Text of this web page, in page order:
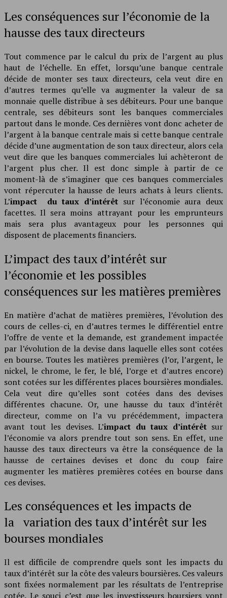
Les conséquences sur l’économie de la
hausse des taux directeurs
Tout commence par le calcul du prix de l’argent au plus
haut de l’échelle. En effet, lorsqu’une banque centrale
décide de monter ses taux directeurs, cela veut dire en
d’autres termes qu’elle va augmenter la valeur de sa
monnaie quelle distribue à ses débiteurs. Pour une banque
centrale, ses débiteurs sont les banques commerciales
partout dans le monde. Ces dernières vont donc acheter de
l’argent à la banque centrale mais si cette banque centrale
décide d’une augmentation de son taux directeur, alors cela
veut dire que les banques commerciales lui achèteront de
l’argent plus cher. Il est donc simple à partir de ce
moment-là de s’imaginer que ces banques commerciales
vont répercuter la hausse de leurs achats à leurs clients.
L’impact du taux d’intérêt sur l’économie aura deux
facettes. Il sera moins attrayant pour les emprunteurs
mais sera plus avantageux pour les personnes qui
disposent de placements financiers.
L’impact des taux d’intérêt sur
l’économie et les possibles
conséquences sur les matières premières
En matière d’achat de matières premières, l’évolution des
cours de celles-ci, en d’autres termes le différentiel entre
l’offre de vente et la demande, est grandement impactée
par l’évolution de la devise dans laquelle elles sont cotées
en bourse. Toutes les matières premières (l’or, l’argent, le
nickel, le chrome, le fer, le blé, l’orge et d’autres encore)
sont cotées sur les différentes places boursières mondiales.
Cela veut dire qu’elles sont cotées dans des devises
différentes chacune. Or, une hausse du taux d’intérêt
directeur, comme on l’a vu précédemment, impactera
avant tout les devises. L’impact du taux d’intérêt sur
l’économie va alors prendre tout son sens. En effet, une
hausse des taux directeurs va être la conséquence de la
hausse de certaines devises et donc du coup faire
augmenter les matières premières cotées en bourse dans
ces devises.
Les conséquences et les impacts de
la variation des taux d’intérêt sur les
bourses mondiales
Il est difficile de comprendre quels sont les impacts du
taux d’intérêt sur la côte des valeurs boursières. Ces valeurs
sont fixées normalement par les résultats de l’entreprise
cotée. Le souci c’est que les investisseurs boursiers vont